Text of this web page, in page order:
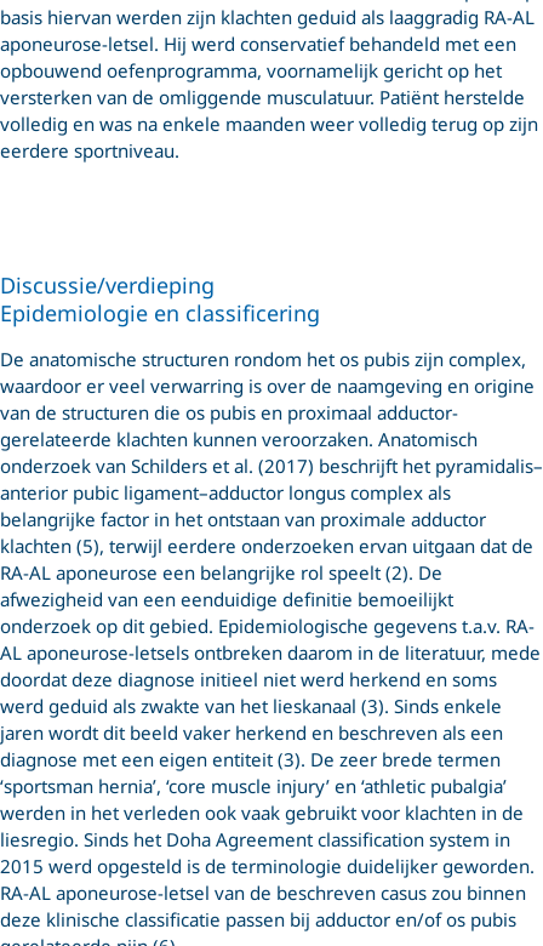
basis hiervan werden zijn klachten geduid als laaggradig RA-AL
aponeurose-letsel. Hij werd conservatief behandeld met een
opbouwend oefenprogramma, voornamelijk gericht op het
versterken van de omliggende musculatuur. Patiënt herstelde
volledig en was na enkele maanden weer volledig terug op zijn
eerdere sportniveau.
Discussie/verdieping
Epidemiologie en classificering
De anatomische structuren rondom het os pubis zijn complex,
waardoor er veel verwarring is over de naamgeving en origine
van de structuren die os pubis en proximaal adductor-
gerelateerde klachten kunnen veroorzaken. Anatomisch
onderzoek van Schilders et al. (2017) beschrijft het pyramidalis–
anterior pubic ligament–adductor longus complex als
belangrijke factor in het ontstaan van proximale adductor
klachten (5), terwijl eerdere onderzoeken ervan uitgaan dat de
RA-AL aponeurose een belangrijke rol speelt (2). De
afwezigheid van een eenduidige definitie bemoeilijkt
onderzoek op dit gebied. Epidemiologische gegevens t.a.v. RA-
AL aponeurose-letsels ontbreken daarom in de literatuur, mede
doordat deze diagnose initieel niet werd herkend en soms
werd geduid als zwakte van het lieskanaal (3). Sinds enkele
jaren wordt dit beeld vaker herkend en beschreven als een
diagnose met een eigen entiteit (3). De zeer brede termen
‘sportsman hernia’, ‘core muscle injury’ en ‘athletic pubalgia’
werden in het verleden ook vaak gebruikt voor klachten in de
liesregio. Sinds het Doha Agreement classification system in
2015 werd opgesteld is de terminologie duidelijker geworden.
RA-AL aponeurose-letsel van de beschreven casus zou binnen
deze klinische classificatie passen bij adductor en/of os pubis